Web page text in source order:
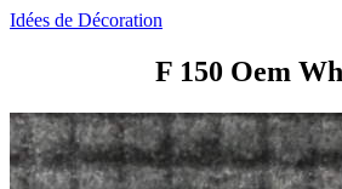
Idées de Décoration
F 150 Oem